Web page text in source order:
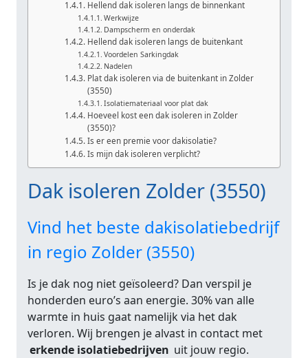
Hellend dak isoleren langs de binnenkant
Werkwijze
Dampscherm en onderdak
Hellend dak isoleren langs de buitenkant
Voordelen Sarkingdak
Nadelen
Plat dak isoleren via de buitenkant in Zolder
(3550)
Isolatiemateriaal voor plat dak
Hoeveel kost een dak isoleren in Zolder
(3550)?
Is er een premie voor dakisolatie?
Is mijn dak isoleren verplicht?
Dak isoleren Zolder (3550)
Vind het beste dakisolatiebedrijf
in regio Zolder (3550)
Is je dak nog niet geïsoleerd? Dan verspil je
honderden euro’s aan energie. 30% van alle
warmte in huis gaat namelijk via het dak
verloren. Wij brengen je alvast in contact met
erkende isolatiebedrijven uit jouw regio.